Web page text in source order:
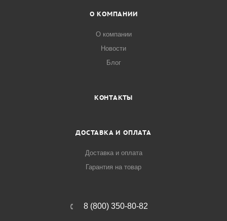
О КОМПАНИИ
О компании
Новости
Блог
КОНТАКТЫ
ДОСТАВКА И ОПЛАТА
Доставка и оплата
Гарантия на товар
8 (800) 350-80-82